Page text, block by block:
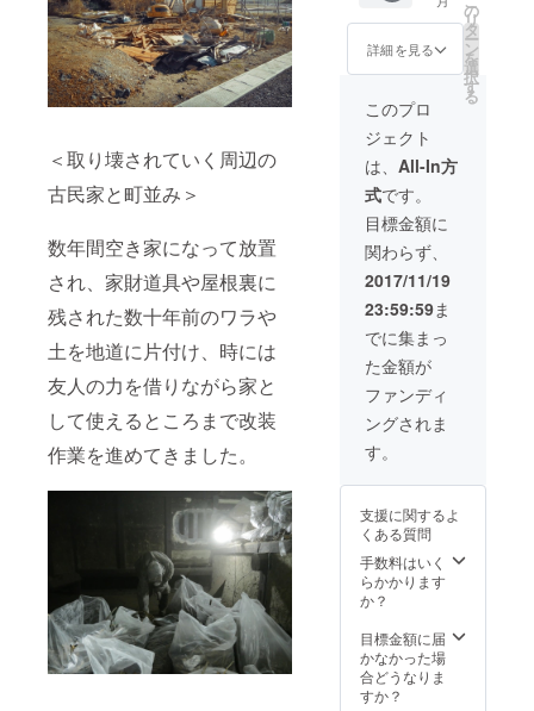
＜取り壊されていく周辺の
古民家と町並み＞
数年間空き家になって放置
され、家財道具や屋根裏に
残された数十年前のワラや
土を地道に片付け、時には
友人の力を借りながら家と
して使えるところまで改装
作業を進めてきました。
泉な
ど、京
の奥座
敷・亀
岡の
ディー
プな楽
しみ方
をご案
内しま
す。
ばいつ
でも好
きな時
に泊
まって
いただ
けるパ
スで
す。 ＊
ツアー
では出
雲大社
の前身
とも伝
えられ
る由緒
ある神
社や温
泉な
ど、京
の奥座
敷・亀
岡の
しみ方
内しま
す。
＊コン
セプト
メイキ
ングか
ら企
画、撮
影、編
集ま
で、あ
なたの
ためだ
けの映
像
（アー
トワー
クも
可）を
作りま
す。制
作のた
めの実
費等は
別途。
▶︎http://
tanaka.
net/cat
egory/v
ideo/
詳細を見る
の
リ
タ
ー
ン
を
選
択
す
る
このプロ
ジェクト
は、 All-In方
式です。
目標金額に
関わらず、
2017/11/19
23:59:59ま
でに集まっ
た金額が
ファンディ
ングされま
す。
支援に関するよ
くある質問
手数料はいく
らかかります
か？
目標金額に届
かなかった場
合どうなりま
すか？